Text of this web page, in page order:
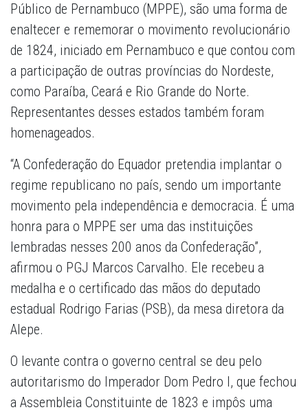
Público de Pernambuco (MPPE), são uma forma de
enaltecer e rememorar o movimento revolucionário
de 1824, iniciado em Pernambuco e que contou com
a participação de outras províncias do Nordeste,
como Paraíba, Ceará e Rio Grande do Norte.
Representantes desses estados também foram
homenageados.
“A Confederação do Equador pretendia implantar o
regime republicano no país, sendo um importante
movimento pela independência e democracia. É uma
honra para o MPPE ser uma das instituições
lembradas nesses 200 anos da Confederação”,
afirmou o PGJ Marcos Carvalho. Ele recebeu a
medalha e o certificado das mãos do deputado
estadual Rodrigo Farias (PSB), da mesa diretora da
Alepe.
O levante contra o governo central se deu pelo
autoritarismo do Imperador Dom Pedro I, que fechou
a Assembleia Constituinte de 1823 e impôs uma